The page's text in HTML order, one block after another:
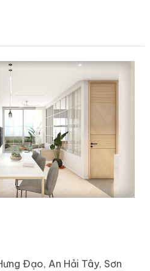
Đạo, An Hải Tây, Sơn